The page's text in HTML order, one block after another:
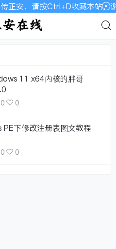
安，请按Ctrl+D收藏本站，
11 x64内核的胖哥
0 0
PE下修改注册表图文教程
0 0